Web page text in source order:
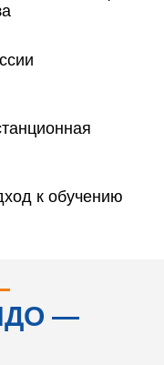
к обучению
—